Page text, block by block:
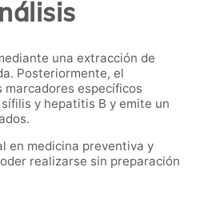
una extracción de
Posteriormente, el
específicos
y hepatitis B y emite un
en medicina preventiva y
realizarse sin preparación